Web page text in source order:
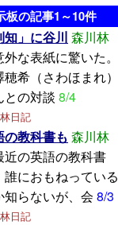
板の記事1～10件
知」に谷川 森川林
な表紙に驚いた。
希（さわほまれ）
との対談 8/4
日記
の教科書も 森川林
の英語の教科書
誰におもねっている
知らないが、会 8/3
日記